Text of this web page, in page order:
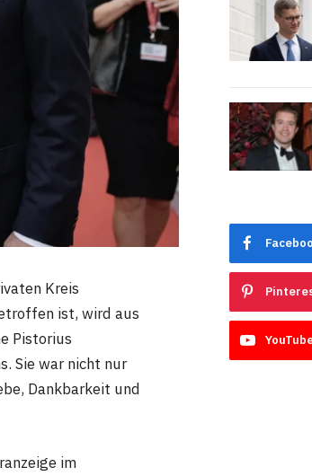
Kreis
ist, wird aus
Pistorius
Sie war nicht nur
Dankbarkeit und
im